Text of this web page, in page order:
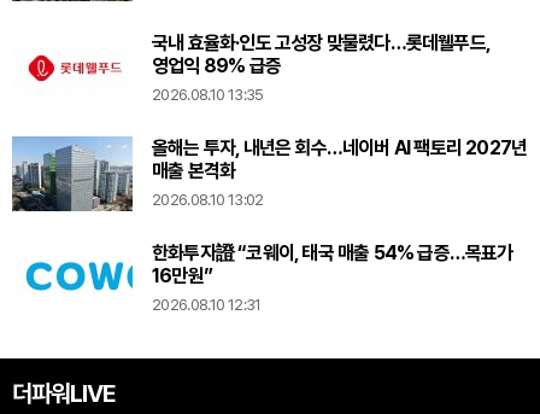
국내 효율화·인도 고성장 맞물렸다…롯데웰푸드,
영업익 89% 급증
2026.08.10 13:35
올해는 투자, 내년은 회수…네이버 AI 팩토리 2027년
매출 본격화
2026.08.10 13:02
한화투자證 “코웨이, 태국 매출 54% 급증…목표가
16만원”
2026.08.10 12:31
더파워LIVE